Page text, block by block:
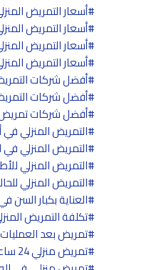
أسعار التمريض
أسعار التمريض
أسعار التمريض
أسعار التمريض
أفضل شركات
أفضل شركات التمريض
أفضل شركات
التمريض المنزلي
التمريض المنزلي
التمريض المنزلي
التمريض المنزلي
العناية بكبار السن
تكلفة التمريض
تمريض بعد
تمريض منزلي 24 ساعة